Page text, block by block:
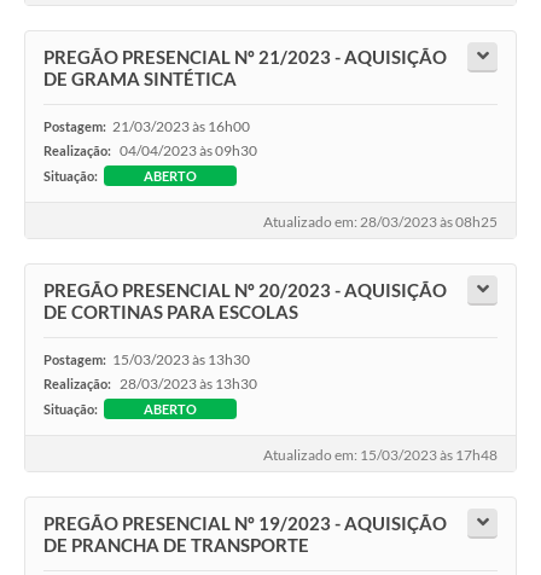
PREGÃO PRESENCIAL Nº 21/2023 - AQUISIÇÃO
DE GRAMA SINTÉTICA
Postagem: 21/03/2023 às 16h00
Realização: 04/04/2023 às 09h30
Situação: ABERTO
Atualizado em: 28/03/2023 às 08h25
PREGÃO PRESENCIAL Nº 20/2023 - AQUISIÇÃO
DE CORTINAS PARA ESCOLAS
Postagem: 15/03/2023 às 13h30
Realização: 28/03/2023 às 13h30
Situação: ABERTO
Atualizado em: 15/03/2023 às 17h48
PREGÃO PRESENCIAL Nº 19/2023 - AQUISIÇÃO
DE PRANCHA DE TRANSPORTE